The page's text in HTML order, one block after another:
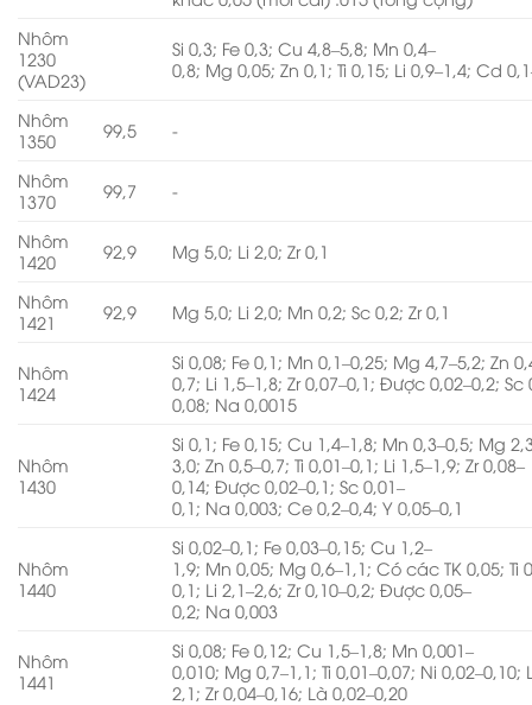
Nhôm
1230
(VAD23)
Si 0,3; Fe 0,3; Cu 4,8–5,8; Mn 0,4–
0,8; Mg 0,05; Zn 0,1; Ti 0,15; Li 0,9–1,4; Cd
Nhôm
1350
99,5 -
Nhôm
1370
99,7 -
Nhôm
1420
92,9 Mg 5,0; Li 2,0; Zr 0,1
Nhôm
1421
92,9 Mg 5,0; Li 2,0; Mn 0,2; Sc 0,2; Zr 0,1
Nhôm
1424
Si 0,08; Fe 0,1; Mn 0,1–0,25; Mg 4,7–5,2; Zn
0,7; Li 1,5–1,8; Zr 0,07–0,1; Được 0,02–0,2; Sc
0,08; Na 0,0015
Nhôm
1430
Si 0,1; Fe 0,15; Cu 1,4–1,8; Mn 0,3–0,5; Mg
3,0; Zn 0,5–0,7; Ti 0,01–0,1; Li 1,5–1,9; Zr 0,08–
0,14; Được 0,02–0,1; Sc 0,01–
0,1; Na 0,003; Ce 0,2–0,4; Y 0,05–0,1
Nhôm
1440
Si 0,02–0,1; Fe 0,03–0,15; Cu 1,2–
1,9; Mn 0,05; Mg 0,6–1,1; Có các TK 0,05; Ti
0,1; Li 2,1–2,6; Zr 0,10–0,2; Được 0,05–
0,2; Na 0,003
Nhôm
1441
Si 0,08; Fe 0,12; Cu 1,5–1,8; Mn 0,001–
0,010; Mg 0,7–1,1; Ti 0,01–0,07; Ni 0,02–0,10;
2,1; Zr 0,04–0,16; Là 0,02–0,20